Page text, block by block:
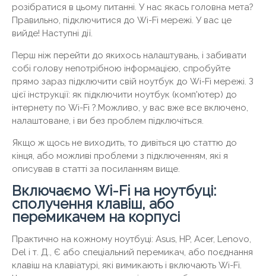
розібратися в цьому питанні. У нас якась головна мета?
Правильно, підключитися до Wi-Fi мережі. У вас це
вийде! Наступні дії.
Перш ніж перейти до якихось налаштувань, і забивати
собі голову непотрібною інформацією, спробуйте
прямо зараз підключити свій ноутбук до Wi-Fi мережі. З
цієї інструкції: як підключити ноутбук (комп'ютер) до
інтернету по Wi-Fi ?.Можливо, у вас вже все включено,
налаштоване, і ви без проблем підключіться.
Якщо ж щось не виходить, то дивіться цю статтю до
кінця, або можливі проблеми з підключенням, які я
описував в статті за посиланням вище.
Включаємо Wi-Fi на ноутбуці:
сполучення клавіш, або
перемикачем на корпусі
Практично на кожному ноутбуці: Asus, HP, Acer, Lenovo,
Del і т. Д., Є або спеціальний перемикач, або поєднання
клавіш на клавіатурі, які вимикають і включають Wi-Fi.